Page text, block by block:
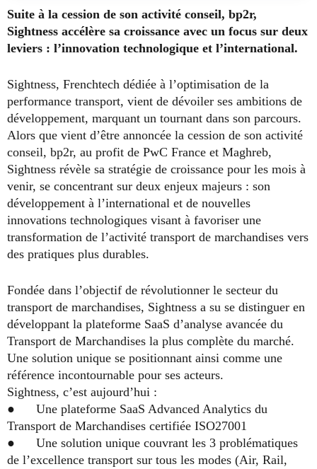
Suite à la cession de son activité conseil, bp2r,
Sightness accélère sa croissance avec un focus sur deux
leviers : l’innovation technologique et l’international.
Sightness, Frenchtech dédiée à l’optimisation de la
performance transport, vient de dévoiler ses ambitions de
développement, marquant un tournant dans son parcours.
Alors que vient d’être annoncée la cession de son activité
conseil, bp2r, au profit de PwC France et Maghreb,
Sightness révèle sa stratégie de croissance pour les mois à
venir, se concentrant sur deux enjeux majeurs : son
développement à l’international et de nouvelles
innovations technologiques visant à favoriser une
transformation de l’activité transport de marchandises vers
des pratiques plus durables.
Fondée dans l’objectif de révolutionner le secteur du
transport de marchandises, Sightness a su se distinguer en
développant la plateforme SaaS d’analyse avancée du
Transport de Marchandises la plus complète du marché.
Une solution unique se positionnant ainsi comme une
référence incontournable pour ses acteurs.
Sightness, c’est aujourd’hui :
● Une plateforme SaaS Advanced Analytics du
Transport de Marchandises certifiée ISO27001
● Une solution unique couvrant les 3 problématiques
de l’excellence transport sur tous les modes (Air, Rail,